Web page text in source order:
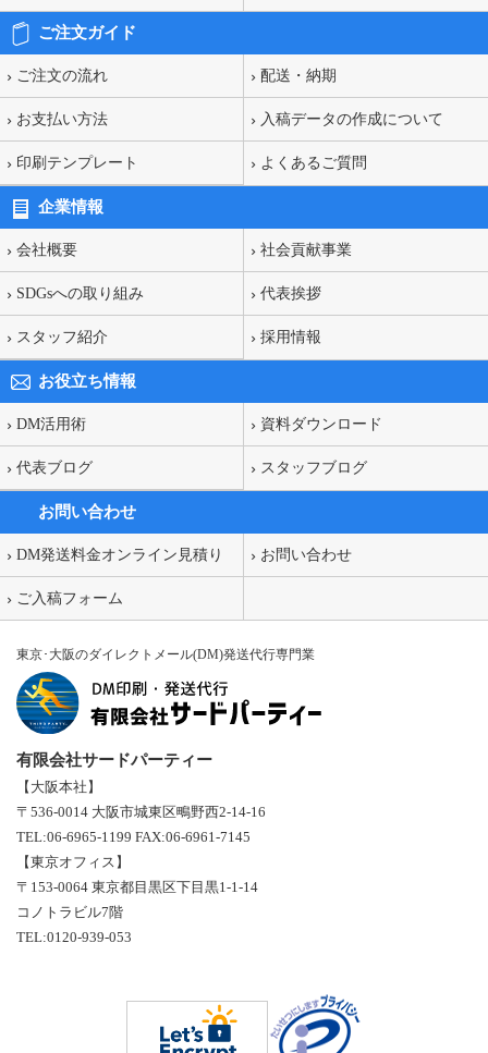
ご注文ガイド
ご注文の流れ 配送・納期
お支払い方法 入稿データの作成について
印刷テンプレート よくあるご質問
企業情報
会社概要 社会貢献事業
SDGsへの取り組み 代表挨拶
スタッフ紹介 採用情報
お役立ち情報
DM活用術 資料ダウンロード
代表ブログ スタッフブログ
お問い合わせ
DM発送料金オンライン見積り お問い合わせ
ご入稿フォーム
東京･大阪のダイレクトメール(DM)発送代行専門業
有限会社サードパーティー
【大阪本社】
〒536-0014 大阪市城東区鴫野西2-14-16
TEL:06-6965-1199 FAX:06-6961-7145
【東京オフィス】
〒153-0064 東京都目黒区下目黒1-1-14
コノトラビル7階
TEL:0120-939-053